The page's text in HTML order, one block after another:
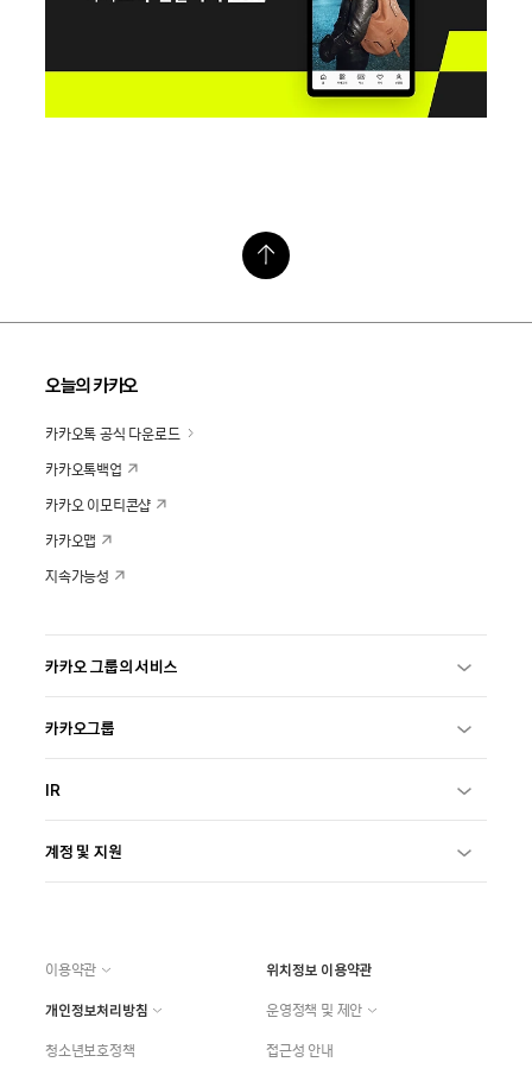
오늘의 카카오
카카오톡 공식 다운로드
카카오톡백업
카카오 이모티콘샵
카카오맵
지속가능성
카카오 그룹의 서비스
카카오그룹
IR
계정 및 지원
이용약관
위치정보 이용약관
개인정보처리방침
운영정책 및 제안
청소년보호정책
접근성 안내